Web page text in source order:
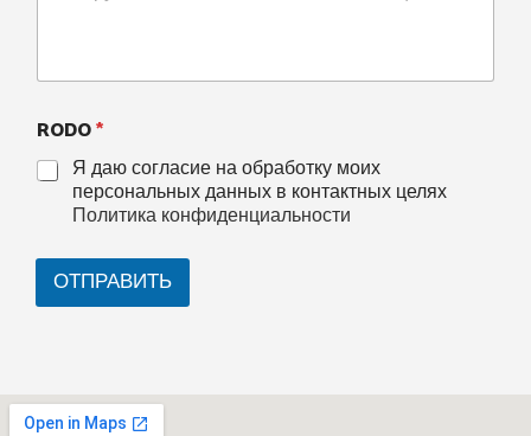
RODO*
Я даю согласие на обработку моих
персональных данных в контактных целях
Политика конфиденциальности
ОТПРАВИТЬ